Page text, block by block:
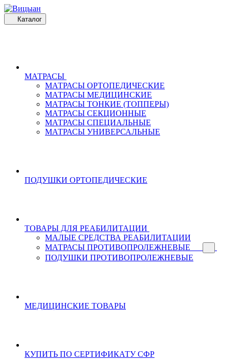
Каталог
МАТРАСЫ
МАТРАСЫ ОРТОПЕДИЧЕСКИЕ
МАТРАСЫ МЕДИЦИНСКИЕ
МАТРАСЫ ТОНКИЕ (ТОППЕРЫ)
МАТРАСЫ СЕКЦИОННЫЕ
МАТРАСЫ СПЕЦИАЛЬНЫЕ
МАТРАСЫ УНИВЕРСАЛЬНЫЕ
ПОДУШКИ ОРТОПЕДИЧЕСКИЕ
ТОВАРЫ ДЛЯ РЕАБИЛИТАЦИИ
МАЛЫЕ СРЕДСТВА РЕАБИЛИТАЦИИ
МАТРАСЫ ПРОТИВОПРОЛЕЖНЕВЫЕ
ПОДУШКИ ПРОТИВОПРОЛЕЖНЕВЫЕ
МЕДИЦИНСКИЕ ТОВАРЫ
КУПИТЬ ПО СЕРТИФИКАТУ СФР